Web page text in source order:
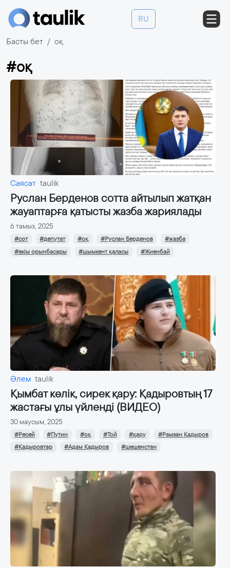
RU
Басты бет оқ
#оқ
Саясат taulik
Руслан Берденов сотта айтылып жатқан
жауаптарға қатысты жазба жариялады
6 тамыз, 2025
#сот #депутат #оқ #Руслан Берденов
#жазба
#әкім орынбасары
#шымкент қаласы #Жиенбай
Әлем taulik
Қымбат көлік, сирек қару: Қадыровтың 17
жастағы ұлы үйленді (ВИДЕО)
30 маусым, 2025
#Ресей #Путин #оқ #Той #қару
#Рамзан Қадыров
#Қадыровтар
#Адам Қадыров #шешенстан